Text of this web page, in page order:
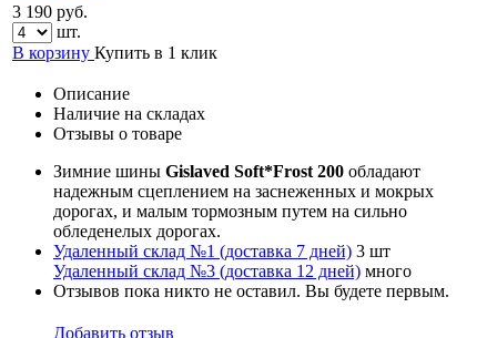
3 190 руб.
шт.
В корзину Купить в 1 клик
Описание
Наличие на складах
Отзывы о товаре
Зимние шины Gislaved Soft*Frost 200 обладают
надежным сцеплением на заснеженных и мокрых
дорогах, и малым тормозным путем на сильно
обледенелых дорогах.
Удаленный склад №1 (доставка 7 дней) 3 шт
Удаленный склад №3 (доставка 12 дней) много
Отзывов пока никто не оставил. Вы будете первым.
Добавить отзыв